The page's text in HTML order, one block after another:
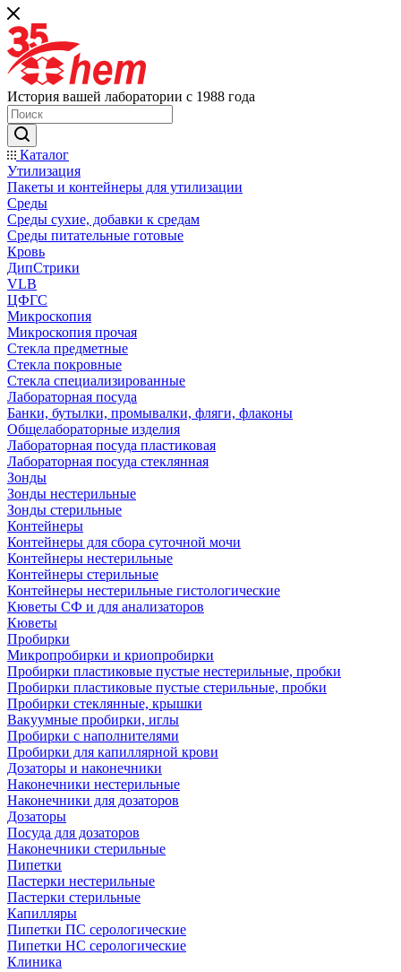
История вашей лаборатории с 1988 года
Каталог
Утилизация
Пакеты и контейнеры для утилизации
Среды
Среды сухие, добавки к средам
Среды питательные готовые
Кровь
ДипСтрики
VLB
ЦФГС
Микроскопия
Микроскопия прочая
Стекла предметные
Стекла покровные
Стекла специализированные
Лабораторная посуда
Банки, бутылки, промывалки, фляги, флаконы
Общелабораторные изделия
Лабораторная посуда пластиковая
Лабораторная посуда стеклянная
Зонды
Зонды нестерильные
Зонды стерильные
Контейнеры
Контейнеры для сбора суточной мочи
Контейнеры нестерильные
Контейнеры стерильные
Контейнеры нестерильные гистологические
Кюветы СФ и для анализаторов
Кюветы
Пробирки
Микропробирки и криопробирки
Пробирки пластиковые пустые нестерильные, пробки
Пробирки пластиковые пустые стерильные, пробки
Пробирки стеклянные, крышки
Вакуумные пробирки, иглы
Пробирки с наполнителями
Пробирки для капиллярной крови
Дозаторы и наконечники
Наконечники нестерильные
Наконечники для дозаторов
Дозаторы
Посуда для дозаторов
Наконечники стерильные
Пипетки
Пастерки нестерильные
Пастерки стерильные
Капилляры
Пипетки ПС серологические
Пипетки НС серологические
Клиника